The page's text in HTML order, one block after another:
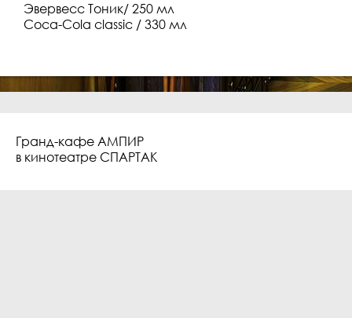
Эвервесс Тоник/ 250 мл
Coca-Cola classic / 330 мл
Гранд-кафе АМПИР
в кинотеатре СПАРТАК